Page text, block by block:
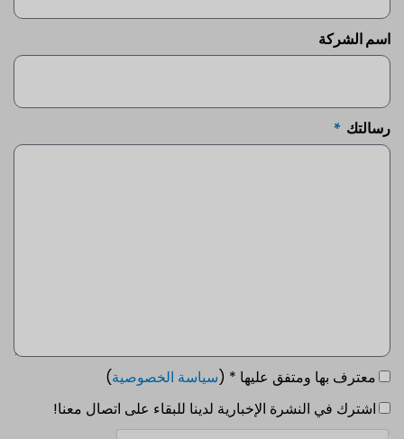
اسم الشركة
رسالتك
معترف بها ومتفق عليها * (سياسة الخصوصية)
اشترك في النشرة الإخبارية لدينا للبقاء على اتصال معنا!